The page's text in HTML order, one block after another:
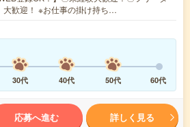
歓迎！ ※お仕事の掛け持ち…
30代 40代 50代 60代
応募へ進む 詳しく見る